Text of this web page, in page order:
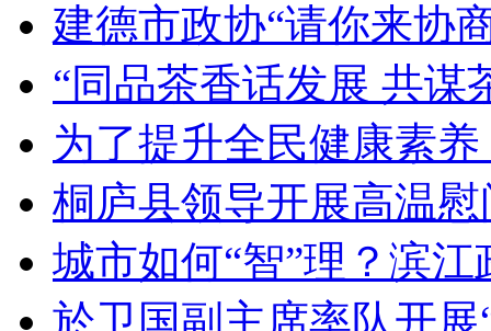
建德市政协“请你来协
“同品茶香话发展 共
为了提升全民健康素
桐庐县领导开展高温
城市如何“智”理？滨
於卫国副主席率队开